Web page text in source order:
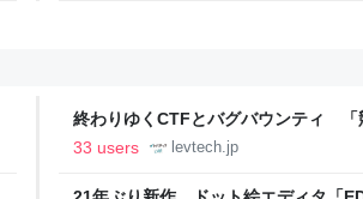
終わりゆくCTFとバグバウンティ 「
ること【フォーカス】 - レバテック
33 users levtech.jp